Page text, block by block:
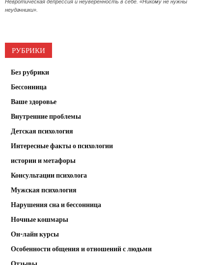
Невротическая депрессия и неуверенность в себе. «Никому не нужны
неудачники».
РУБРИКИ
Без рубрики
Бессонница
Ваше здоровье
Внутренние проблемы
Детская психология
Интересные факты о психологии
истории и метафоры
Консультации психолога
Мужская психология
Нарушения сна и бессонница
Ночные кошмары
Он-лайн курсы
Особенности общения и отношений с людьми
Отзывы